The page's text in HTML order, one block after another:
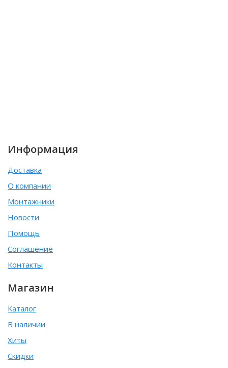
Информация
Доставка
О компании
Монтажники
Новости
Помощь
Соглашение
Контакты
Магазин
Каталог
В наличии
Хиты
Скидки